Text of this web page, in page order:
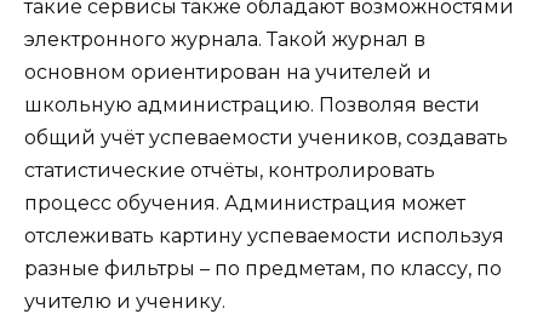
такие сервисы также обладают возможностями
электронного журнала. Такой журнал в
основном ориентирован на учителей и
школьную администрацию. Позволяя вести
общий учёт успеваемости учеников, создавать
статистические отчёты, контролировать
процесс обучения. Администрация может
отслеживать картину успеваемости используя
разные фильтры – по предметам, по классу, по
учителю и ученику.